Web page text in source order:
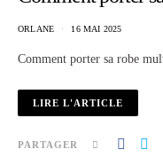
ORLANE 16 MAI 2025
Comment porter sa robe
LIRE L'ARTICLE
PARTAGER